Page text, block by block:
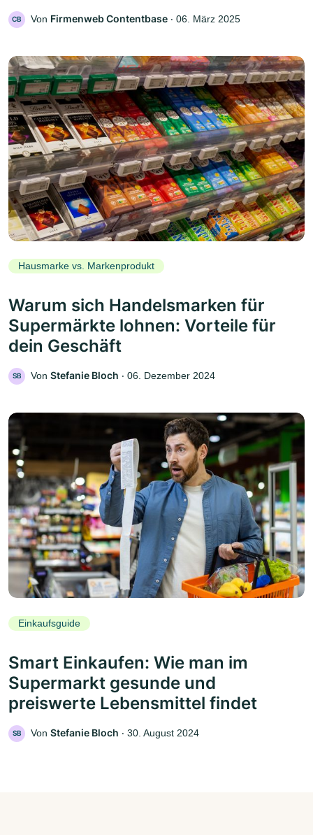
CB Von Firmenweb Contentbase ‧ 06. März 2025
Hausmarke vs. Markenprodukt
Warum sich Handelsmarken für
Supermärkte lohnen: Vorteile für
dein Geschäft
SB Von Stefanie Bloch ‧ 06. Dezember 2024
Einkaufsguide
Smart Einkaufen: Wie man im
Supermarkt gesunde und
preiswerte Lebensmittel findet
SB Von Stefanie Bloch ‧ 30. August 2024